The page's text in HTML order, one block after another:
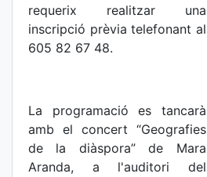
requerix realitzar una
inscripció prèvia telefonant al
605 82 67 48.
La programació es tancarà
amb el concert “Geografies
de la diàspora” de Mara
Aranda, a l'auditori del